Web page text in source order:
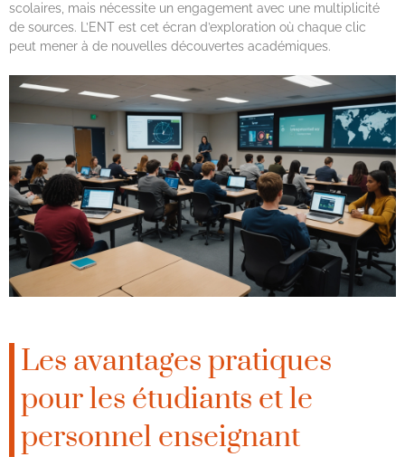
scolaires, mais nécessite un engagement avec une multiplicité
de sources. L’ENT est cet écran d’exploration où chaque clic
peut mener à de nouvelles découvertes académiques.
Les avantages pratiques
pour les étudiants et le
personnel enseignant